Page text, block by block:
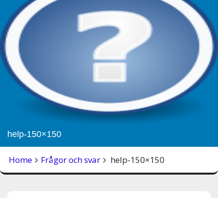
help-150×150
Home Frågor och svar help-150×150